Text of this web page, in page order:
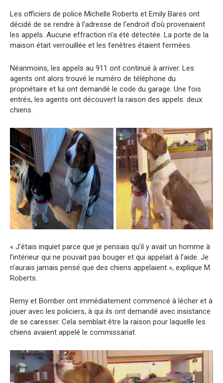
Les officiers de police Michelle Roberts et Emily Bares ont
décidé de se rendre à l’adresse de l’endroit d’où provenaient
les appels. Aucune effraction n’a été détectée. La porte de la
maison était verrouillée et les fenêtres étaient fermées.
Néanmoins, les appels au 911 ont continué à arriver. Les
agents ont alors trouvé le numéro de téléphone du
propriétaire et lui ont demandé le code du garage. Une fois
entrés, les agents ont découvert la raison des appels: deux
chiens.
« J’étais inquiet parce que je pensais qu’il y avait un homme à
l’intérieur qui ne pouvait pas bouger et qui appelait à l’aide. Je
n’aurais jamais pensé que des chiens appelaient », explique M.
Roberts.
Remy et Bomber ont immédiatement commencé à lécher et à
jouer avec les policiers, à qui ils ont demandé avec insistance
de se caresser. Cela semblait être la raison pour laquelle les
chiens avaient appelé le commissariat.